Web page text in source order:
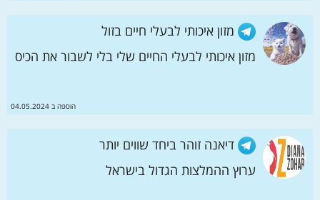
מזון איכותי לבעלי חיים בזול
מזון איכותי לבעלי החיים שלי בלי לשבור את הכיס
הוספה ב 04.05.2024
דיאנה זוהר ביחד שווים יותר
ערוץ ההמלצות הגדול בישראל